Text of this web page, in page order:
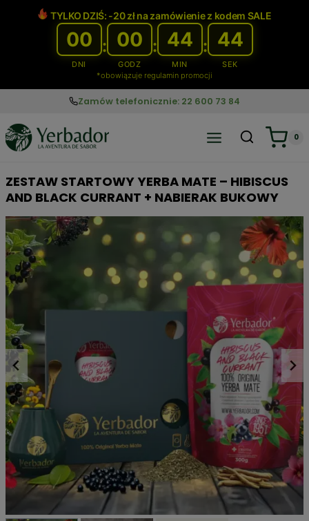
TYLKO DZIŚ: -20 zł na zamówienie z kodem SALE
00
DNI
: 00
GODZ
: 44
MIN
: 43
SEK
*obowiązuje regulamin promocji
Zamów telefonicznie: 22 600 73 84
0
ZESTAW STARTOWY YERBA MATE – HIBISCUS
AND BLACK CURRANT + NABIERAK BUKOWY